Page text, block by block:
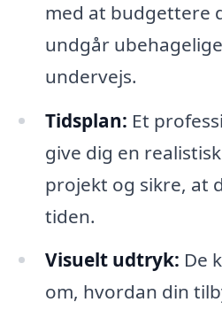
med at budgettere
undgår
undervejs.
Tidsplan: Et
give dig en
projekt og sikre, at
tiden.
Visuelt udtryk: De
om, hvordan din